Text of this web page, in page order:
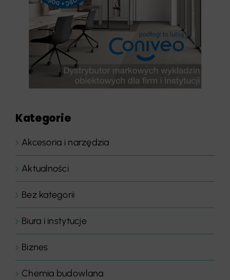
Kategorie
Akcesoria i narzędzia
Aktualności
Bez kategorii
Biura i instytucje
Biznes
Chemia budowlana